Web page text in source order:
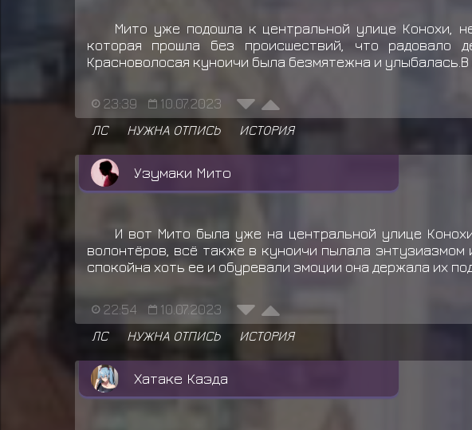
Мито уже подошла к центральной улице Конохи,
которая прошла без происшествий, что радовало
Красноволосая куноичи была безмятежна и улыбалась.В
23:39 10.07.2023
ЛС НУЖНА ОТПИСЬ ИСТОРИЯ
Узумаки Мито
И вот Мито была уже на центральной улице
волонтёров, всё также в куноичи пылала
спокойна хоть ее и обуревали эмоции она держала их
22:54 10.07.2023
ЛС НУЖНА ОТПИСЬ ИСТОРИЯ
Хатаке Каэда